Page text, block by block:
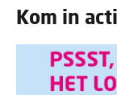
Kom in